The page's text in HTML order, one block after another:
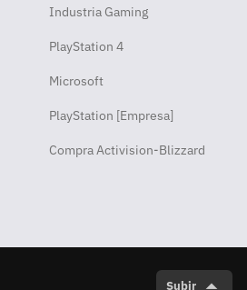
Industria Gaming
PlayStation 4
Microsoft
PlayStation [Empresa]
Compra Activision-Blizzard
Subir